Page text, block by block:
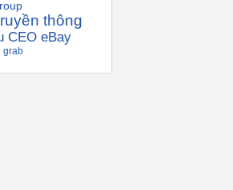
thông
CEO eBay
grab